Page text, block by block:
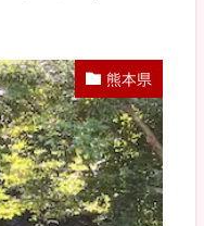
熊本県